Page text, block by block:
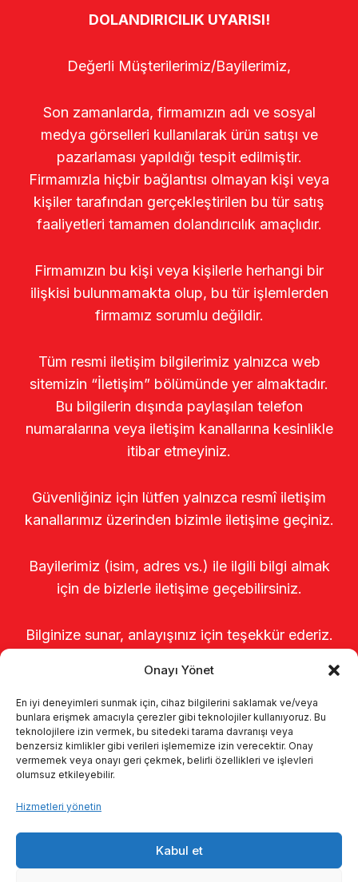
Onayı Yönet
En iyi deneyimleri sunmak için, cihaz bilgilerini saklamak ve/veya
bunlara erişmek amacıyla çerezler gibi teknolojiler kullanıyoruz. Bu
teknolojilere izin vermek, bu sitedeki tarama davranışı veya
benzersiz kimlikler gibi verileri işlememize izin verecektir. Onay
vermemek veya onayı geri çekmek, belirli özellikleri ve işlevleri
olumsuz etkileyebilir.
Hizmetleri yönetin
Kabul et
DOLANDIRICILIK UYARISI!
Değerli Müşterilerimiz/Bayilerimiz,
Son zamanlarda, firmamızın adı ve sosyal
medya görselleri kullanılarak ürün satışı ve
pazarlaması yapıldığı tespit edilmiştir.
Firmamızla hiçbir bağlantısı olmayan kişi veya
kişiler tarafından gerçekleştirilen bu tür satış
faaliyetleri tamamen dolandırıcılık amaçlıdır.
Firmamızın bu kişi veya kişilerle herhangi bir
ilişkisi bulunmamakta olup, bu tür işlemlerden
firmamız sorumlu değildir.
Tüm resmi iletişim bilgilerimiz yalnızca web
sitemizin “İletişim” bölümünde yer almaktadır.
Bu bilgilerin dışında paylaşılan telefon
numaralarına veya iletişim kanallarına kesinlikle
itibar etmeyiniz.
Güvenliğiniz için lütfen yalnızca resmî iletişim
kanallarımız üzerinden bizimle iletişime geçiniz.
Bayilerimiz (isim, adres vs.) ile ilgili bilgi almak
için de bizlerle iletişime geçebilirsiniz.
Bilginize sunar, anlayışınız için teşekkür ederiz.
Kalite politikamız